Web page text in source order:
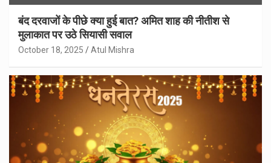
बंद दरवाजों के पीछे क्या हुई बात? अमित शाह की नीतीश से
मुलाकात पर उठे सियासी सवाल
October 18, 2025 Atul Mishra